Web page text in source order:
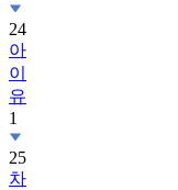
24
아
이
유
1
25
차